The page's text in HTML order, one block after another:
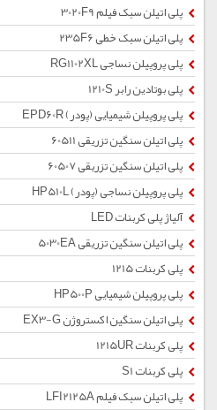
پلی اتیلن سبک فیلم 3020F9
پلی اتیلن سبک خطی 235F6
پلی پروپیلن نساجی RG1102XL
پلی بوتادین رابر 1210S
پلی پروپیلن شیمیایی (پودر) EPD60R
پلی اتیلن سنگین تزریقی 60511
پلی اتیلن سنگین تزریقی 60507
پلی پروپیلن نساجی (پودر) HP510L
آلیاژ پلی کربنات LED
پلی اتیلن سنگین تزریقی 5030EA
پلی کربنات 1215
پلی پروپیلن شیمیایی HP500P
پلی اتیلن سنگین اکستروژن EX3-G
پلی کربنات 1215UR
پلی کربنات S1
پلی اتیلن سبک فیلم LFI2125A